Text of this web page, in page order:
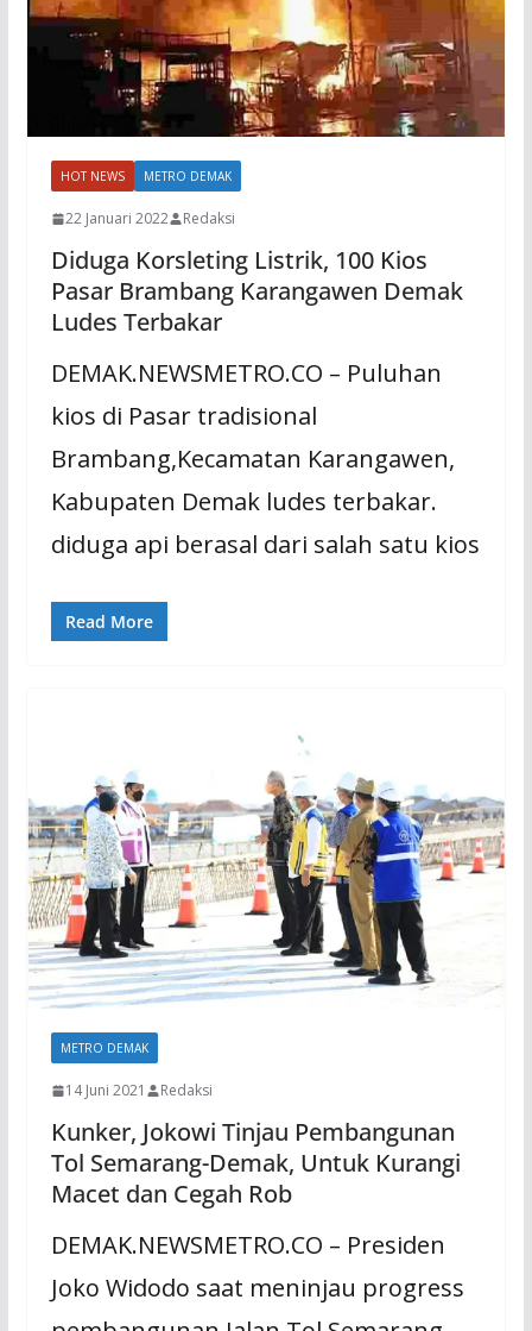
HOT NEWS METRO DEMAK
22 Januari 2022 Redaksi
Diduga Korsleting Listrik, 100 Kios
Pasar Brambang Karangawen Demak
Ludes Terbakar
DEMAK.NEWSMETRO.CO – Puluhan
kios di Pasar tradisional
Brambang,Kecamatan Karangawen,
Kabupaten Demak ludes terbakar.
diduga api berasal dari salah satu kios
Read More
METRO DEMAK
14 Juni 2021 Redaksi
Kunker, Jokowi Tinjau Pembangunan
Tol Semarang-Demak, Untuk Kurangi
Macet dan Cegah Rob
DEMAK.NEWSMETRO.CO – Presiden
Joko Widodo saat meninjau progress